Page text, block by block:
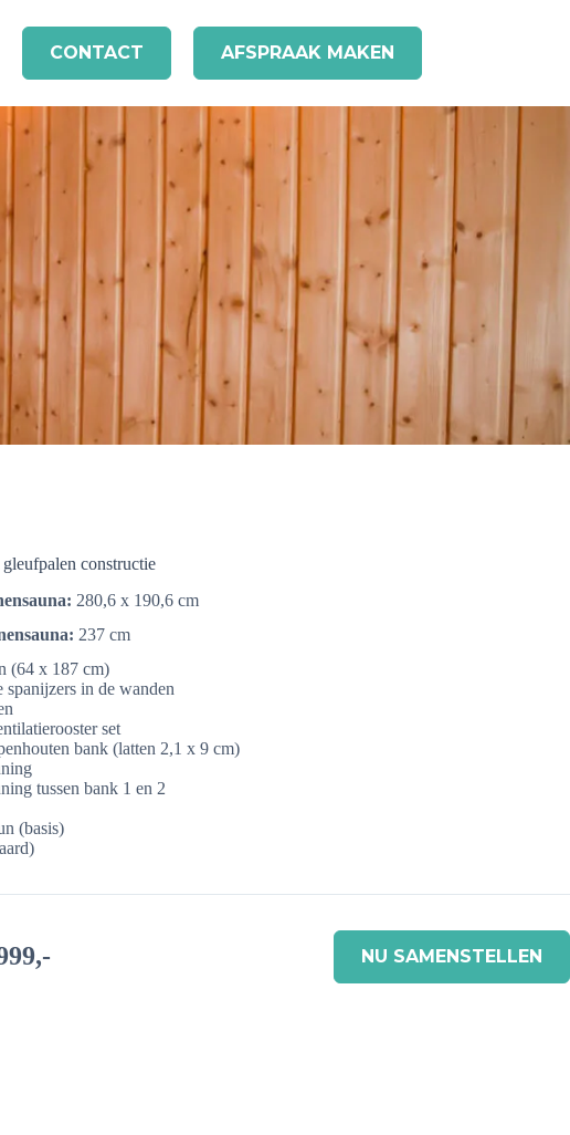
CONTACT AFSPRAAK MAKEN
constructie
280,6 x 190,6 cm
237 cm
(64 x 187 cm)
spanijzers in de wanden
set
bank (latten 2,1 x 9 cm)
tussen bank 1 en 2
(basis)
NU SAMENSTELLEN